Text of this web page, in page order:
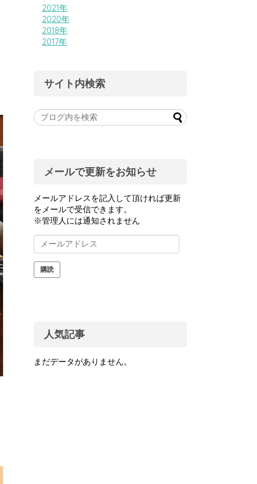
2021年
2020年
2018年
2017年
サイト内検索
メールで更新をお知らせ
メールアドレスを記入して頂ければ更新
をメールで受信できます。
※管理人には通知されません
メ
ー
ル
ア購読
人気記事
まだデータがありません。